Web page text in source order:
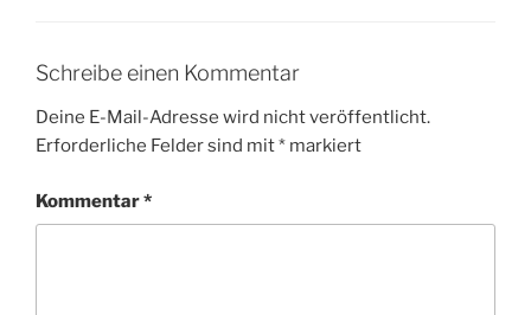
Schreibe einen Kommentar
Deine E-Mail-Adresse wird nicht veröffentlicht.
Erforderliche Felder sind mit* markiert
Kommentar*